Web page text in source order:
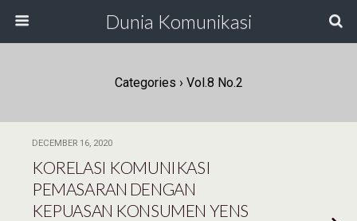
Dunia Komunikasi
Categories › Vol.8 No.2
DECEMBER 16, 2020
KORELASI KOMUNIKASI
PEMASARAN DENGAN
KEPUASAN KONSUMEN YENS